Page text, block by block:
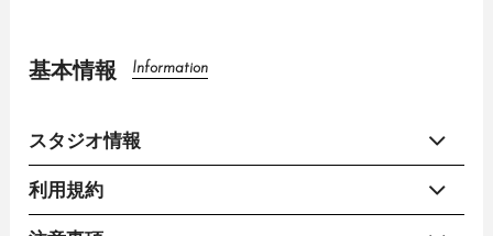
基本情報 Information
スタジオ情報
利用規約